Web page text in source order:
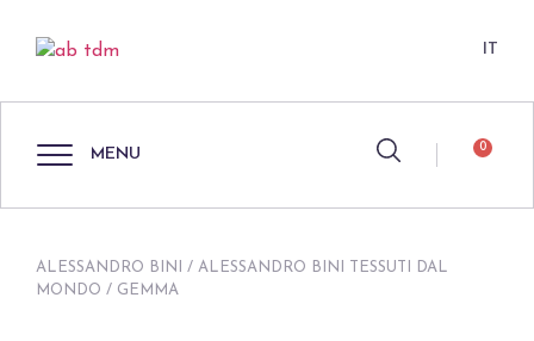
IT
MENU 0
ALESSANDRO BINI / ALESSANDRO BINI TESSUTI DAL
MONDO / GEMMA